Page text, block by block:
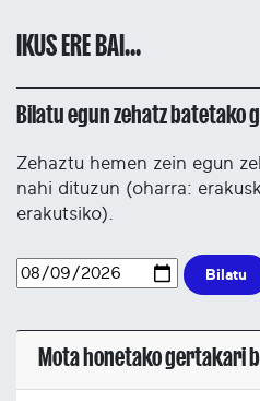
IKUS ERE BAI...
Bilatu egun zehatz batetako
Zehaztu hemen zein egun
nahi dituzun (oharra:
erakutsiko).
Bilatu
Mota honetako gertakari